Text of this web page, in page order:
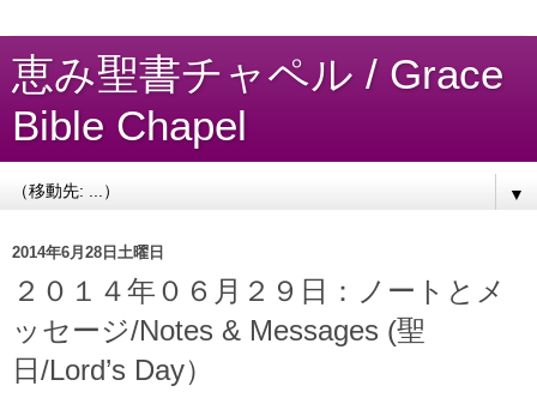
恵み聖書チャペル / Grace
Bible Chapel
▼
2014年6月28日土曜日
２０１４年０６月２９日：ノートとメ
ッセージ/Notes & Messages (聖
日/Lord’s Day）